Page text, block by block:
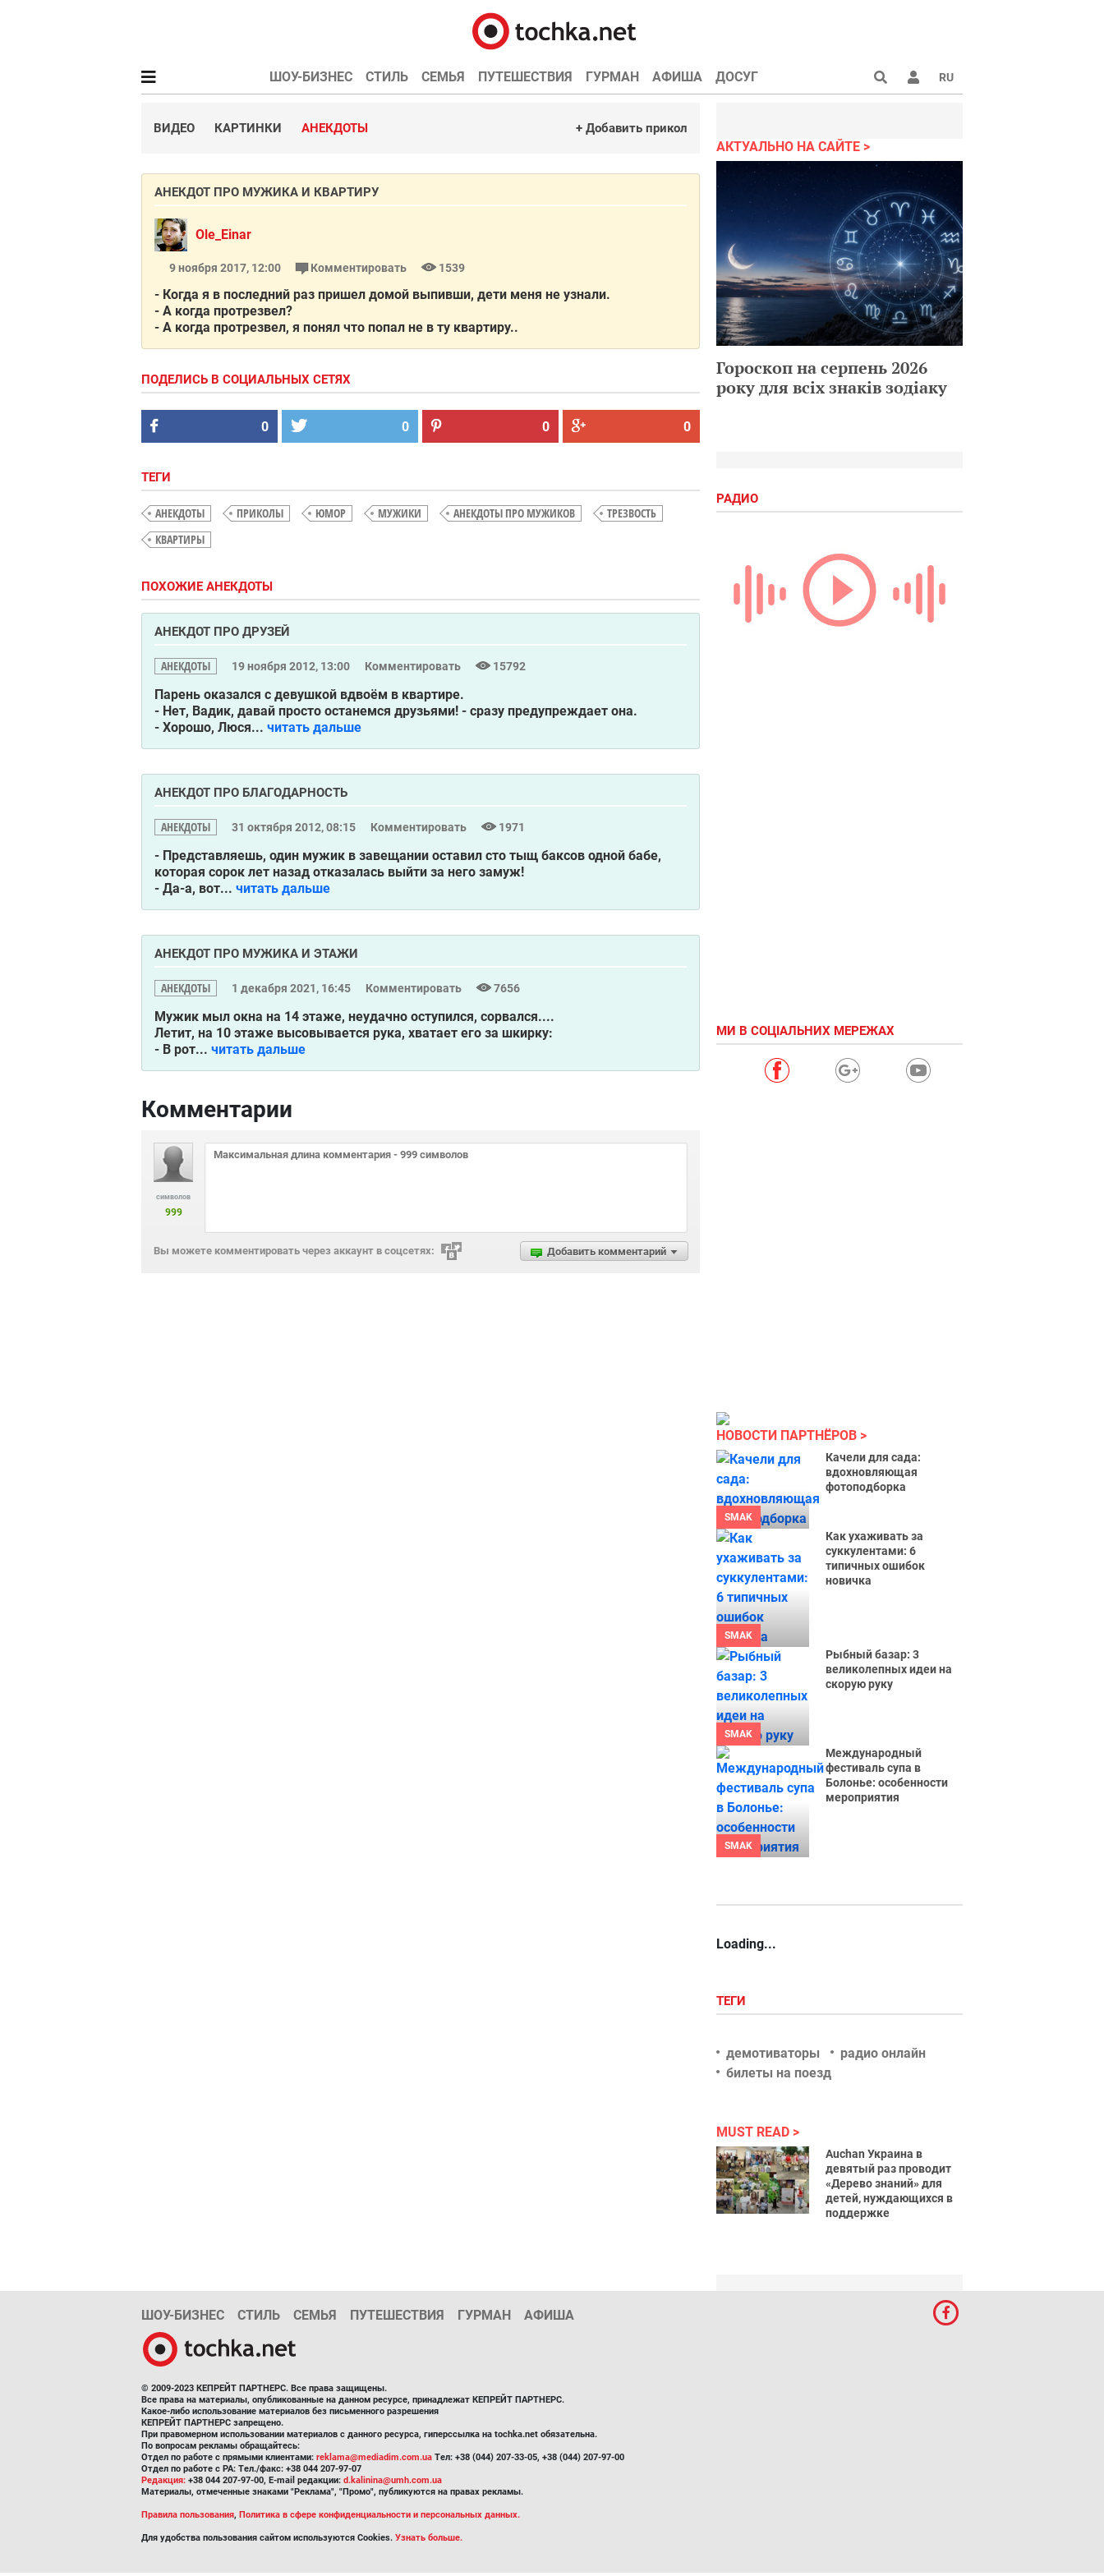
ШОУ-БИЗНЕС СТИЛЬ СЕМЬЯ ПУТЕШЕСТВИЯ ГУРМАН АФИША ДОСУГ RU
ВИДЕО КАРТИНКИ АНЕКДОТЫ + Добавить прикол
АНЕКДОТ ПРО МУЖИКА И КВАРТИРУ
Ole_Einar
9 ноября 2017, 12:00 Комментировать 1539
- Когда я в последний раз пришел домой выпивши, дети меня не узнали.
- А когда протрезвел?
- А когда протрезвел, я понял что попал не в ту квартиру..
ПОДЕЛИСЬ В СОЦИАЛЬНЫХ СЕТЯХ
0 0 0 0
ТЕГИ
АНЕКДОТЫ ПРИКОЛЫ ЮМОР МУЖИКИ АНЕКДОТЫ ПРО МУЖИКОВ
ТРЕЗВОСТЬ
КВАРТИРЫ
ПОХОЖИЕ АНЕКДОТЫ
АНЕКДОТ ПРО ДРУЗЕЙ
АНЕКДОТЫ 19 ноября 2012, 13:00 Комментировать 15792
Парень оказался с девушкой вдвоём в квартире.
- Нет, Вадик, давай просто останемся друзьями! - сразу предупреждает она.
- Хорошо, Люся... читать дальше
АНЕКДОТ ПРО БЛАГОДАРНОСТЬ
АНЕКДОТЫ 31 октября 2012, 08:15 Комментировать 1971
- Представляешь, один мужик в завещании оставил сто тыщ баксов одной бабе,
которая сорок лет назад отказалась выйти за него замуж!
- Да-а, вот... читать дальше
АНЕКДОТ ПРО МУЖИКА И ЭТАЖИ
АНЕКДОТЫ 1 декабря 2021, 16:45 Комментировать 7656
Мужик мыл окна на 14 этаже, неудачно оступился, сорвался....
Летит, на 10 этаже высовывается рука, хватает его за шкирку:
- В рот... читать дальше
Комментарии
символов
999
Добавить комментарий
Вы можете комментировать через аккаунт в соцсетях:
АКТУАЛЬНО НА САЙТЕ
Гороскоп на серпень 2026
року для всіх знаків зодіаку
РАДИО
МИ В СОЦІАЛЬНИХ МЕРЕЖАХ
НОВОСТИ ПАРТНЁРОВ
SMAK
Качели для сада:
вдохновляющая
фотоподборка
SMAK
Как ухаживать за
суккулентами: 6
типичных ошибок
новичка
SMAK
Рыбный базар: 3
великолепных идеи на
скорую руку
SMAK
Международный
фестиваль супа в
Болонье: особенности
мероприятия
Loading...
ТЕГИ
демотиваторы
радио онлайн
билеты на поезд
MUST READ
Auchan Украина в
девятый раз проводит
«Дерево знаний» для
детей, нуждающихся в
поддержке
ШОУ-БИЗНЕС СТИЛЬ СЕМЬЯ ПУТЕШЕСТВИЯ ГУРМАН АФИША
© 2009-2023 КЕПРЕЙТ ПАРТНЕРС. Все права защищены.
Все права на материалы, опубликованные на данном ресурсе, принадлежат КЕПРЕЙТ ПАРТНЕРС.
Какое-либо использование материалов без письменного разрешения
КЕПРЕЙТ ПАРТНЕРС запрещено.
При правомерном использовании материалов с данного ресурса, гиперссылка на tochka.net обязательна.
По вопросам рекламы обращайтесь:
Отдел по работе с прямыми клиентами: reklama@mediadim.com.ua Тел: +38 (044) 207-33-05, +38 (044) 207-97-00
Отдел по работе с РА: Тел./факс: +38 044 207-97-07
Редакция: +38 044 207-97-00, E-mail редакции: d.kalinina@umh.com.ua
Материалы, отмеченные знаками "Реклама", "Промо", публикуются на правах рекламы.
Правила пользования, Политика в сфере конфиденциальности и персональных данных.
Для удобства пользования сайтом используются Cookies. Узнать больше.